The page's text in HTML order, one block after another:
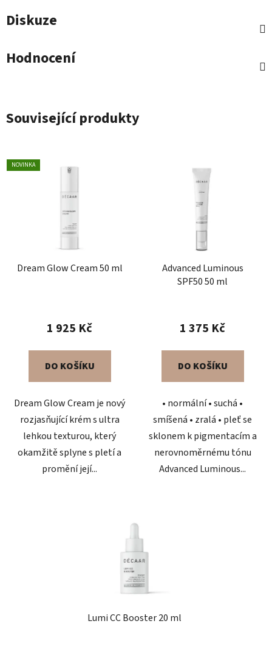
Diskuze
Hodnocení
Související produkty
NOVINKA
Dream Glow Cream 50 ml
1 925 Kč
DO KOŠÍKU
Dream Glow Cream je nový
rozjasňující krém s ultra
lehkou texturou, který
okamžitě splyne s pletí a
promění její...
Advanced Luminous
SPF50 50 ml
1 375 Kč
DO KOŠÍKU
• normální • suchá •
smíšená • zralá • pleť se
sklonem k pigmentacím a
nerovnoměrnému tónu
Advanced Luminous...
Lumi CC Booster 20 ml